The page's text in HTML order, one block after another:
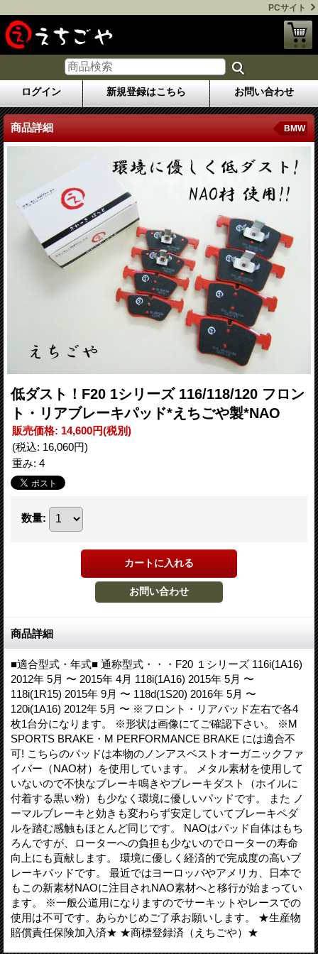
PCサイト
ログイン 新規登録はこちら お問い合わせ
商品詳細 BMW
低ダスト！F20 1シリーズ 116/118/120 フロン
ト・リアブレーキパッド*えちごや製*NAO
販売価格: 14,600円(税別)
(税込: 16,060円)
重み: 4
数量:
商品詳細
■適合型式・年式■ 通称型式・・・F20 １シリーズ 116i(1A16)
2012年 5月 〜 2015年 4月 118i(1A16) 2015年 5月 〜
118i(1R15) 2015年 9月 〜 118d(1S20) 2016年 5月 〜
120i(1A16) 2012年 5月 〜 ※フロント・リアパッド左右で各4
枚1台分になります。 ※形状は画像にてご確認下さい。 ※M
SPORTS BRAKE・M PERFORMANCE BRAKE には適合不
可! こちらのパッドは本物のノンアスベストオーガニックファ
イバー（NAO材）を使用しています。 メタル素材を使用して
いないので不快なブレーキ鳴きやブレーキダスト（ホイルに
付着する黒い粉）も少なく環境に優しいパッドです。 また ノ
ーマルブレーキと効きも変わらず安定していてブレーキペダ
ルを踏む感触もほとんど同じです。 NAOはパッド自体はもち
ろんですが、ローターへの負担も少ないのでローターの寿命
向上にも貢献します。 環境に優しく経済的で完成度の高いブ
レーキパッドです。 最近ではヨーロッパやアメリカ、日本で
もこの新素材NAOに注目されNAO素材へと移行が始まってい
ます。 ※一般公道用になりますのでサーキットやレースでの
使用は不可です。あらかじめご了承お願いします。 ★生産物
賠償責任保険加入済★ ★商標登録済（えちごや）★